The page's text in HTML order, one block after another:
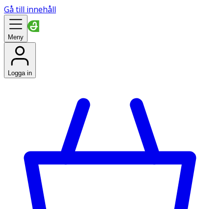
Gå till innehåll
Meny
Logga in